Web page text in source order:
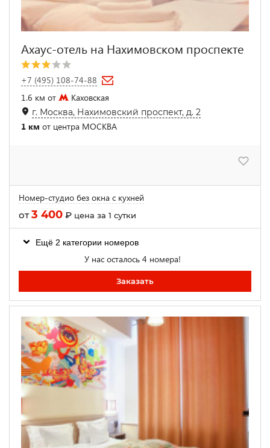
Ахаус-отель на Нахимовском проспекте
+7 (495) 108-74-88
1.6 км от
Каховская
г. Москва, Нахимовский проспект, д. 2
1 км от центра МОСКВА
Номер-студио без окна с кухней
от3 400 ₽ цена за 1 сутки
Ещё 2 категории номеров
У нас осталось 4 номера!
Заказать